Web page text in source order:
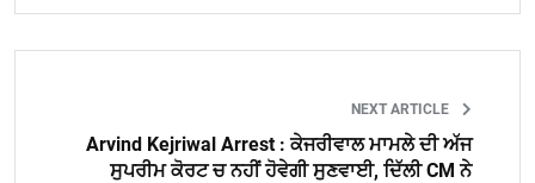
NEXT ARTICLE
Arvind Kejriwal Arrest : ਕੇਜਰੀਵਾਲ ਮਾਮਲੇ ਦੀ ਅੱਜ
ਸੁਪਰੀਮ ਕੋਰਟ ਚ ਨਹੀਂ ਹੋਵੇਗੀ ਸੁਣਵਾਈ, ਦਿੱਲੀ CM ਨੇ